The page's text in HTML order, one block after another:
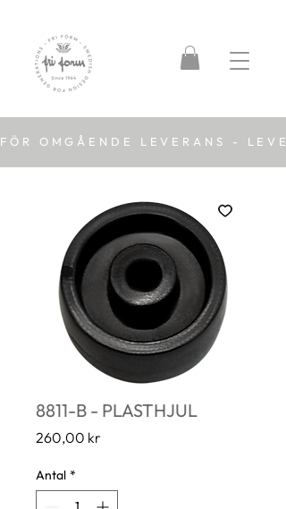
FÖR OMGÅENDE LEVERANS -
8811-B - PLASTHJUL
260,00 kr
Antal *